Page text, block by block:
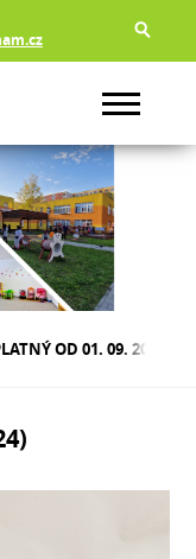
OD 01. 09. 2024)